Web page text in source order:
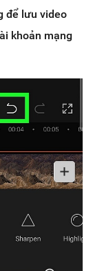
để lưu video
khoản mạng